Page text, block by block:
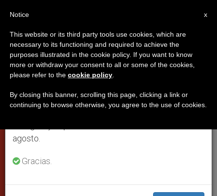
PAPAS
CTV
×
Aviso importante
Del 27 de julio al 7 de agosto haremos la pausa
anual, aprovechando que en el periodo de verano
se generan menos informaciones y también el
agosto.
Gracias.
x
Notice
This website or its third party tools use cookies, which are
necessary to its functioning and required to achieve the
purposes illustrated in the cookie policy. If you want to know
more or withdraw your consent to all or some of the cookies,
please refer to the cookie policy
By closing this banner, scrolling this page, clicking a link or
continuing to browse otherwise, you agree to the use of cookies.